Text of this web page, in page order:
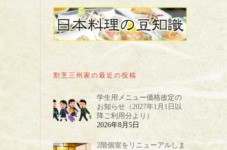
割烹三州家の最近の投稿
学生用メニュー価格改定の
お知らせ（2027年1月1日以
降ご利用分より）
2026年8月5日
2階個室をリニューアルしま